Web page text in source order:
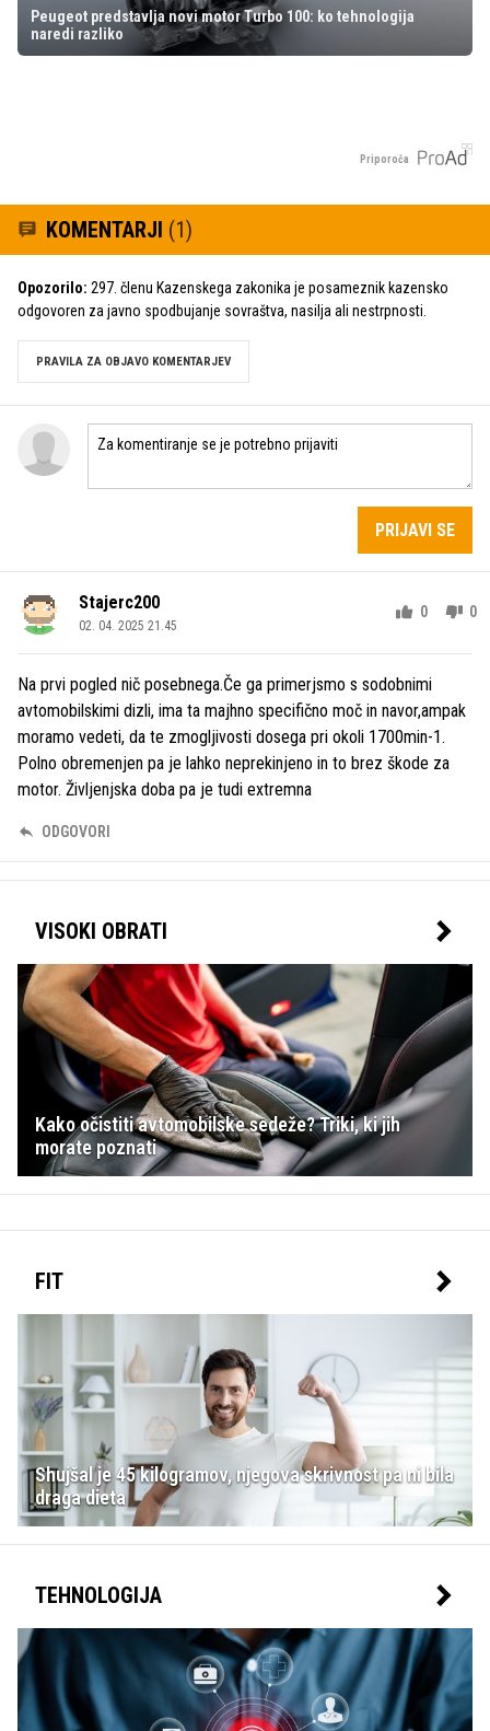
Peugeot predstavlja novi motor Turbo 100: ko tehnologija
naredi razliko
Priporoča
KOMENTARJI (1)
Opozorilo: 297. členu Kazenskega zakonika je posameznik kazensko
odgovoren za javno spodbujanje sovraštva, nasilja ali nestrpnosti.
PRAVILA ZA OBJAVO KOMENTARJEV
PRIJAVI SE
Stajerc200
02. 04. 2025 21.45
0 0
Na prvi pogled nič posebnega.Če ga primerjsmo s sodobnimi
avtomobilskimi dizli, ima ta majhno specifično moč in navor,ampak
moramo vedeti, da te zmogljivosti dosega pri okoli 1700min-1.
Polno obremenjen pa je lahko neprekinjeno in to brez škode za
motor. Življenjska doba pa je tudi extremna
ODGOVORI
VISOKI OBRATI
Kako očistiti avtomobilske sedeže? Triki, ki jih
morate poznati
FIT
Shujšal je 45 kilogramov, njegova skrivnost pa ni bila
draga dieta
TEHNOLOGIJA